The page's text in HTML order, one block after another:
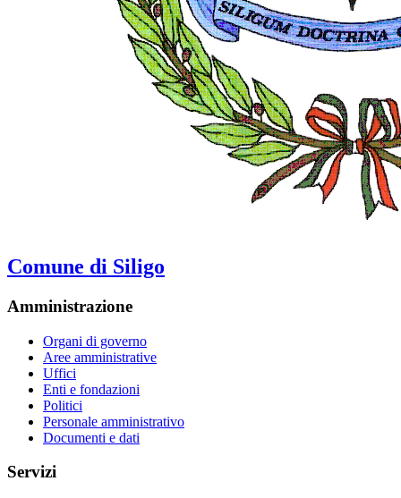
Comune di Siligo
Amministrazione
Organi di governo
Aree amministrative
Uffici
Enti e fondazioni
Politici
Personale amministrativo
Documenti e dati
Servizi